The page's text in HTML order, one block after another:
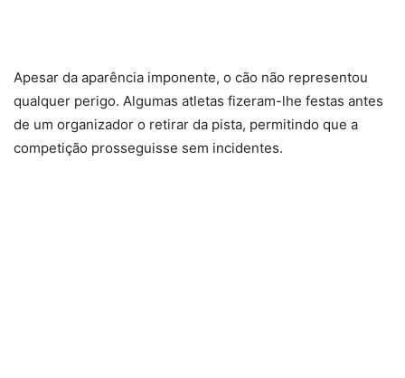
Apesar da aparência imponente, o cão não representou
qualquer perigo. Algumas atletas fizeram-lhe festas antes
de um organizador o retirar da pista, permitindo que a
competição prosseguisse sem incidentes.